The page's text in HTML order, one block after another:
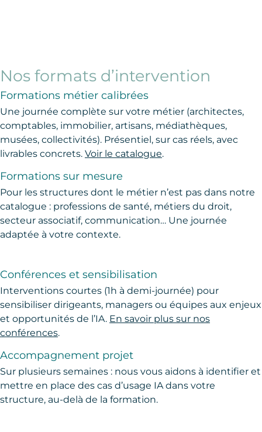
Nos formats d’intervention
Formations métier calibrées
Une journée complète sur votre métier (architectes,
comptables, immobilier, artisans, médiathèques,
musées, collectivités). Présentiel, sur cas réels, avec
livrables concrets. Voir le catalogue.
Formations sur mesure
Pour les structures dont le métier n’est pas dans notre
catalogue : professions de santé, métiers du droit,
secteur associatif, communication… Une journée
adaptée à votre contexte.
Conférences et sensibilisation
Interventions courtes (1h à demi-journée) pour
sensibiliser dirigeants, managers ou équipes aux enjeux
et opportunités de l’IA. En savoir plus sur nos
conférences.
Accompagnement projet
Sur plusieurs semaines : nous vous aidons à identifier et
mettre en place des cas d’usage IA dans votre
structure, au-delà de la formation.